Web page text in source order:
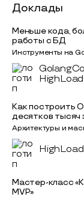
Доклады
Меньше кода,
работы с БД
Инструменты на
Как построить
десятков тысяч
Архитектуры и
Мастер-класс
MVP»